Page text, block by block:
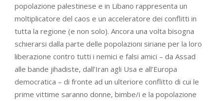
popolazione palestinese e in Libano rappresenta un
moltiplicatore del caos e un acceleratore dei conflitti in
tutta la regione (e non solo). Ancora una volta bisogna
schierarsi dalla parte delle popolazioni siriane per la loro
liberazione contro tutti i nemici e falsi amici – da Assad
alle bande jihadiste, dall’Iran agli Usa e all’Europa
democratica – di fronte ad un ulteriore conflitto di cui le
prime vittime saranno donne, bimbe/i e la popolazione